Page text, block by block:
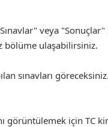
veya
bölüme ulaşabilirsiniz.
sınavları
görüntülemek için TC